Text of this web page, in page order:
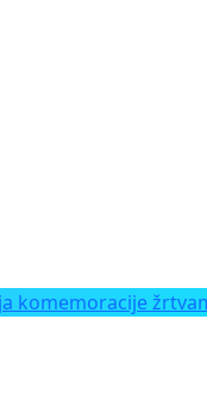
komemoracije